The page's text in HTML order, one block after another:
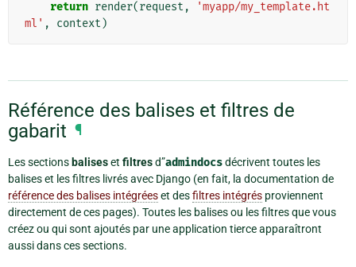
return render(request ,
'myapp/my_template.ht
ml' , context )
Référence des balises et filtres de
gabarit ¶
Les sections baliseset filtresd”admindocsdécrivent toutes les
balises et les filtres livrés avec Django (en fait, la documentation de
référence des balises intégréeset desfiltres intégrés proviennent
directement de ces pages). Toutes les balises ou les filtres que vous
créez ou qui sont ajoutés par une application tierce apparaîtront
aussi dans ces sections.